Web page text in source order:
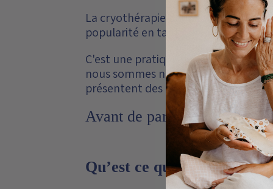
La cryothérapie périnéale est la
popularité en tant que méthode
C'est une pratique souvent
nous sommes nombreuses à nous
présentent des dangers.
Avant de parler des contre
Qu’est ce que la